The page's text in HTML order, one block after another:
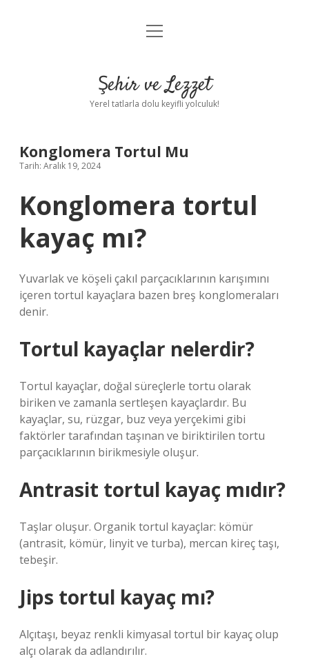
Anasayfa
Yasal Uyarı
menüyü
Şehir ve Lezzet
Yerel tatlarla dolu keyifli yolculuk!
Konglomera Tortul Mu
Tarih: Aralık 19, 2024
Konglomera tortul
kayaç mı?
Yuvarlak ve köşeli çakıl parçacıklarının karışımını
içeren tortul kayaçlara bazen breş konglomeraları
denir.
Tortul kayaçlar nelerdir?
Tortul kayaçlar, doğal süreçlerle tortu olarak
biriken ve zamanla sertleşen kayaçlardır. Bu
kayaçlar, su, rüzgar, buz veya yerçekimi gibi
faktörler tarafından taşınan ve biriktirilen tortu
parçacıklarının birikmesiyle oluşur.
Antrasit tortul kayaç mıdır?
Taşlar oluşur. Organik tortul kayaçlar: kömür
(antrasit, kömür, linyit ve turba), mercan kireç taşı,
tebeşir.
Jips tortul kayaç mı?
Alçıtaşı, beyaz renkli kimyasal tortul bir kayaç olup
alçı olarak da adlandırılır.